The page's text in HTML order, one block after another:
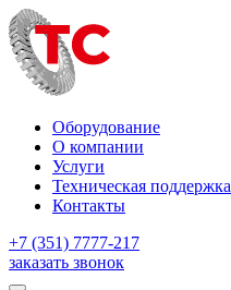
Оборудование
О компании
Услуги
Техническая поддержка
Контакты
+7 (351) 7777-217
заказать звонок